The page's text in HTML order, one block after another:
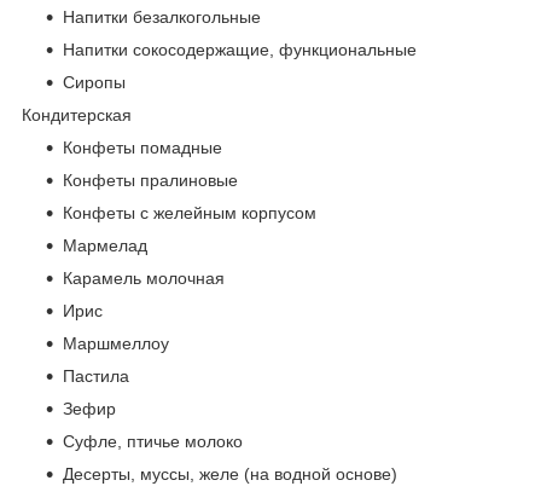
Напитки безалкогольные
Напитки сокосодержащие, функциональные
Сиропы
Кондитерская
Конфеты помадные
Конфеты пралиновые
Конфеты с желейным корпусом
Мармелад
Карамель молочная
Ирис
Маршмеллоу
Пастила
Зефир
Суфле, птичье молоко
Десерты, муссы, желе (на водной основе)